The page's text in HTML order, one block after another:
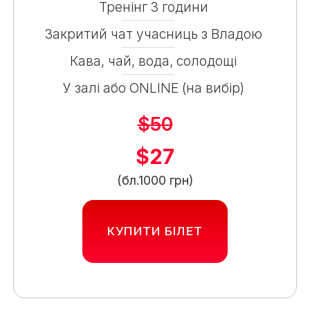
Тренінг 3 години
Закритий чат учасниць з Владою
Кава, чай, вода, солодощі
У залі або ONLINE (на вибір)
$50
$27
(бл.1000 грн)
КУПИТИ БІЛЕТ